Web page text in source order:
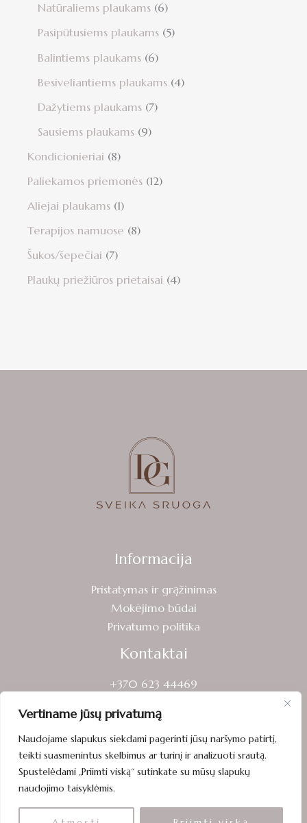
Vertiname jūsų privatumą
Naudojame slapukus siekdami pagerinti jūsų naršymo patirtį,
teikti suasmenintus skelbimus ar turinį ir analizuoti srautą.
Spustelėdami „Priimti viską“ sutinkate su mūsų slapukų
naudojimo taisyklėmis.
Natūraliems plaukams 6
Pasipūtusiems plaukams 5
Balintiems plaukams 6
Besiveliantiems plaukams 4
Dažytiems plaukams 7
Sausiems plaukams 9
Kondicionieriai 8
Paliekamos priemonės 12
Aliejai plaukams 1
Terapijos namuose 8
Šukos/šepečiai 7
Plaukų priežiūros prietaisai 4
Informacija
Pristatymas ir grąžinimas
Mokėjimo būdai
Privatumo politika
Kontaktai
+370 623 44469
Laisvės g. 13, Mažeikiai
Visos teisės saugomos © 2026 sveikasruoga.lt